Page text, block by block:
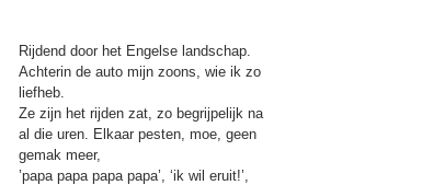
Rijdend door het Engelse landschap.
Achterin de auto mijn zoons, wie ik zo
liefheb.
Ze zijn het rijden zat, zo begrijpelijk na
al die uren. Elkaar pesten, moe, geen
gemak meer,
’papa papa papa papa’, ‘ik wil eruit!’,